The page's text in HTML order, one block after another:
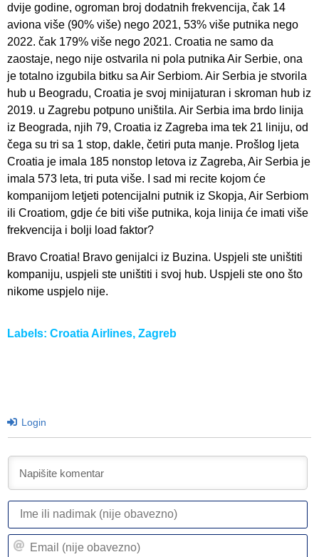
dvije godine, ogroman broj dodatnih frekvencija, čak 14
aviona više (90% više) nego 2021, 53% više putnika nego
2022. čak 179% više nego 2021. Croatia ne samo da
zaostaje, nego nije ostvarila ni pola putnika Air Serbie, ona
je totalno izgubila bitku sa Air Serbiom. Air Serbia je stvorila
hub u Beogradu, Croatia je svoj minijaturan i skroman hub iz
2019. u Zagrebu potpuno uništila. Air Serbia ima brdo linija
iz Beograda, njih 79, Croatia iz Zagreba ima tek 21 liniju, od
čega su tri sa 1 stop, dakle, četiri puta manje. Prošlog ljeta
Croatia je imala 185 nonstop letova iz Zagreba, Air Serbia je
imala 573 leta, tri puta više. I sad mi recite kojom će
kompanijom letjeti potencijalni putnik iz Skopja, Air Serbiom
ili Croatiom, gdje će biti više putnika, koja linija će imati više
frekvencija i bolji load faktor?
Bravo Croatia! Bravo genijalci iz Buzina. Uspjeli ste uništiti
kompaniju, uspjeli ste uništiti i svoj hub. Uspjeli ste ono što
nikome uspjelo nije.
Labels: Croatia Airlines, Zagreb
Login